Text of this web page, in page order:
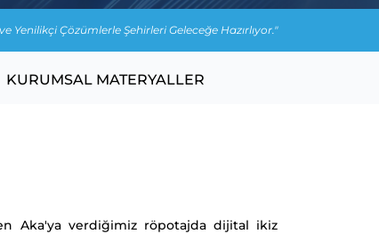
ve Yenilikçi Çözümlerle Şehirleri Geleceğe Hazırlıyor."
KURUMSAL MATERYALLER
Aka'ya verdiğimiz röpotajda dijital ikiz